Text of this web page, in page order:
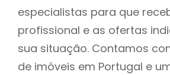
especialistas para que
profissional e as ofertas
sua situação. Contamos
de imóveis em Portugal e